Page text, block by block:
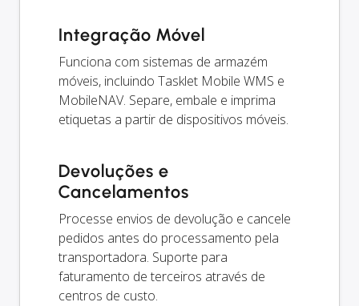
Integração Móvel
Funciona com sistemas de armazém
móveis, incluindo Tasklet Mobile WMS e
MobileNAV. Separe, embale e imprima
etiquetas a partir de dispositivos móveis.
Devoluções e
Cancelamentos
Processe envios de devolução e cancele
pedidos antes do processamento pela
transportadora. Suporte para
faturamento de terceiros através de
centros de custo.